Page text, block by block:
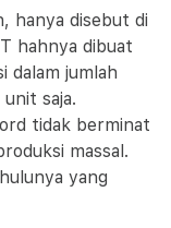
hanya disebut di
hahnya dibuat
dalam jumlah
saja.
tidak berminat
massal.
yang